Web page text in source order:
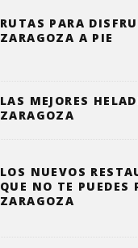
RUTAS PARA
ZARAGOZA A PIE
LAS MEJORES
ZARAGOZA
LOS NUEVOS
QUE NO TE PUEDES
ZARAGOZA